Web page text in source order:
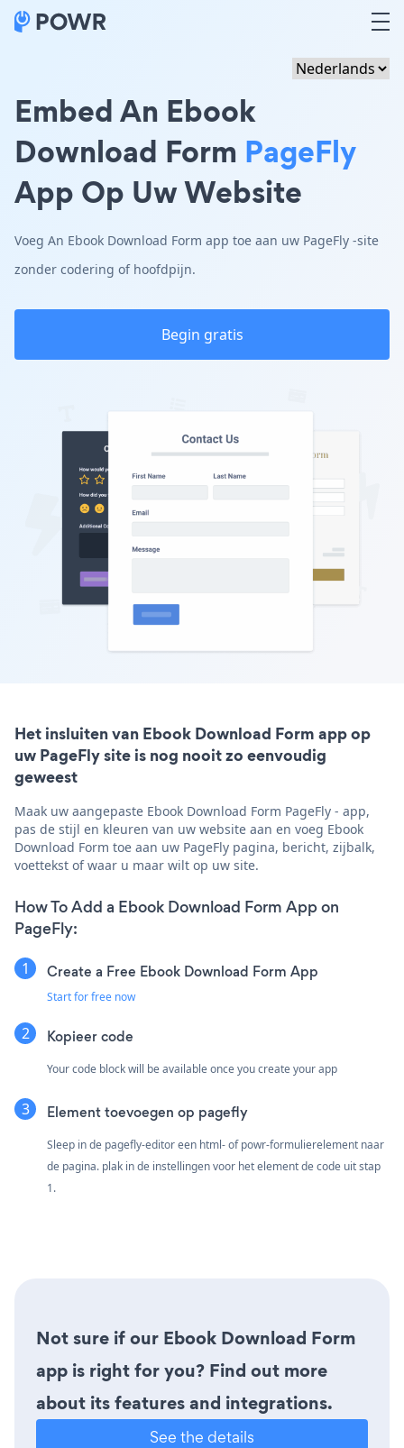
Embed An Ebook
Download Form PageFly
App Op Uw Website
Voeg An Ebook Download Form app toe aan uw PageFly -site
zonder codering of hoofdpijn.
Begin gratis
Het insluiten van Ebook Download Form app op
uw PageFly site is nog nooit zo eenvoudig
geweest
Maak uw aangepaste Ebook Download Form PageFly - app,
pas de stijl en kleuren van uw website aan en voeg Ebook
Download Form toe aan uw PageFly pagina, bericht, zijbalk,
voettekst of waar u maar wilt op uw site.
How To Add a Ebook Download Form App on
PageFly:
Create a Free Ebook Download Form App
Start for free now
Kopieer code
Your code block will be available once you create your app
Element toevoegen op pagefly
Sleep in de pagefly-editor een html- of powr-formulierelement naar
de pagina. plak in de instellingen voor het element de code uit stap
1.
Not sure if our Ebook Download Form
app is right for you? Find out more
about its features and integrations.
See the details